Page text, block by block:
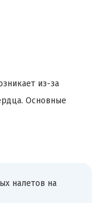
из-за
Основные
налетов на